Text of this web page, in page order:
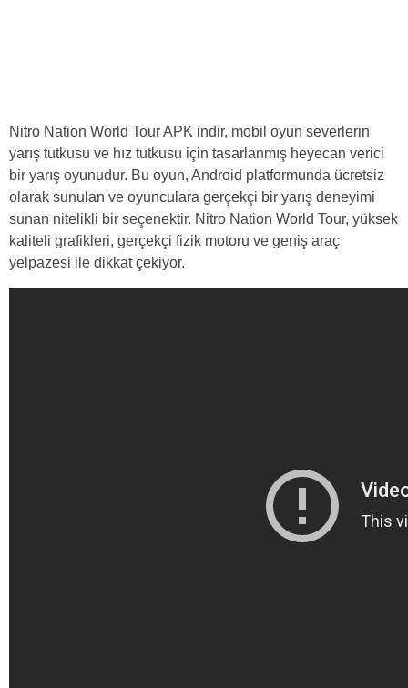
Nitro Nation World Tour APK indir, mobil oyun severlerin
yarış tutkusu ve hız tutkusu için tasarlanmış heyecan verici
bir yarış oyunudur. Bu oyun, Android platformunda ücretsiz
olarak sunulan ve oyunculara gerçekçi bir yarış deneyimi
sunan nitelikli bir seçenektir. Nitro Nation World Tour, yüksek
kaliteli grafikleri, gerçekçi fizik motoru ve geniş araç
yelpazesi ile dikkat çekiyor.